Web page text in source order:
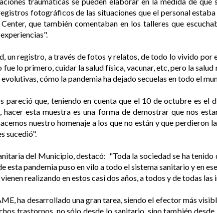
fotográficos de las situaciones que el personal
que también comentaban en los talleres que
un registro, a través de fotos y relatos, de todo lo vivido por
lo primero, cuidar la salud física, vacunar, etc, pero la
cómo la pandemia ha dejado secuelas en todo el
pareció que, teniendo en cuenta que el 10 de octubre es el
esta muestra es una forma de demostrar que nos
nuestro homenaje a los que no están y que perdieron
sucedió".
del Municipio, destacó: "Toda la sociedad se ha
esta pandemia puso en vilo a todo el sistema sanitario y en
realizando en estos casi dos años, a todos y de todas
ha desarrollado una gran tarea, siendo el efector más
trastornos, no sólo desde lo sanitario, sino también